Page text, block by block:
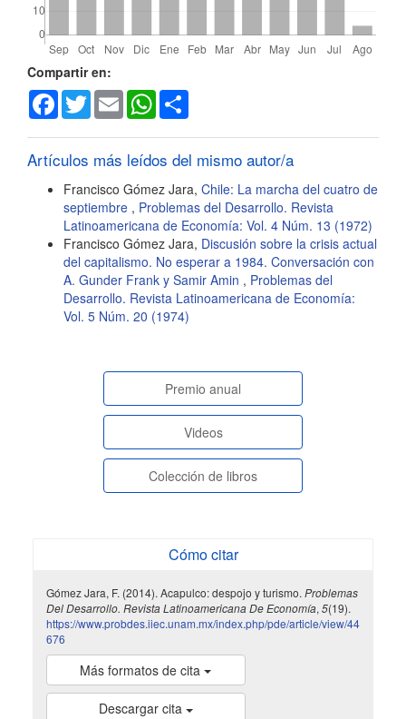
Detalles
del
artículo
Compartir en:
Facebook
Twitter Email WhatsApp
Artículos más leídos del mismo autor/a
Francisco Gómez Jara, Chile: La marcha del cuatro de
septiembre , Problemas del Desarrollo. Revista
Latinoamericana de Economía: Vol. 4 Núm. 13 (1972)
Francisco Gómez Jara, Discusión sobre la crisis actual
del capitalismo. No esperar a 1984. Conversación con
A. Gunder Frank y Samir Amin , Problemas del
Desarrollo. Revista Latinoamericana de Economía:
Vol. 5 Núm. 20 (1974)
paginasespeciales
Premio anual
Videos
Colección de libros
Cómo citar
Gómez Jara, F. (2014). Acapulco: despojo y turismo. Problemas
Del Desarrollo. Revista Latinoamericana De Economía, 5(19).
https://www.probdes.iiec.unam.mx/index.php/pde/article/view/44
676
Más formatos de cita
Descargar cita